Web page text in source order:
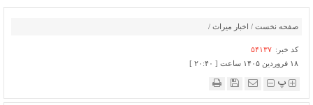
صفحه نخست / اخبار میراث /
کد خبر: ۵۴۱۳۷
۱۸ فروردین ۱۴۰۵ ساعت [ ۲۰:۴۰ ]
پ